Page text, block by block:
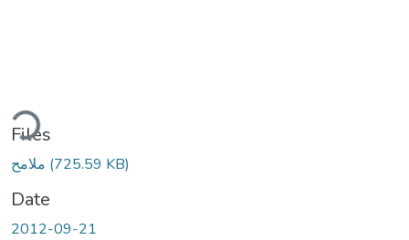
Files
(725.59 KB)
Date
2012-09-21